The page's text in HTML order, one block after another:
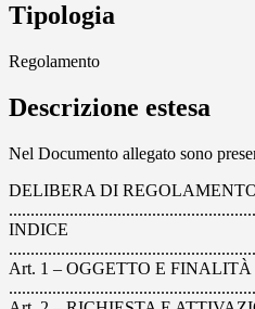
Tipologia
Regolamento
Descrizione estesa
Nel Documento allegato sono
DELIBERA DI
INDICE
Art. 1 – OGGETTO E